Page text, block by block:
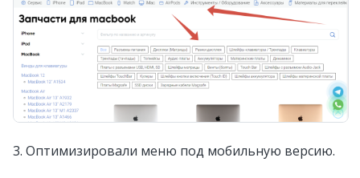
3. Оптимизировали меню под мобильную версию.